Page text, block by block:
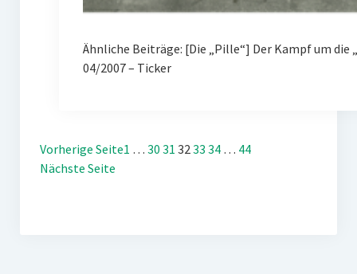
Ähnliche Beiträge: [Die „Pille“] Der Kampf um die
04/2007 – Ticker
Vorherige Seite1 … 30 31 32 33 34 … 44
Nächste Seite